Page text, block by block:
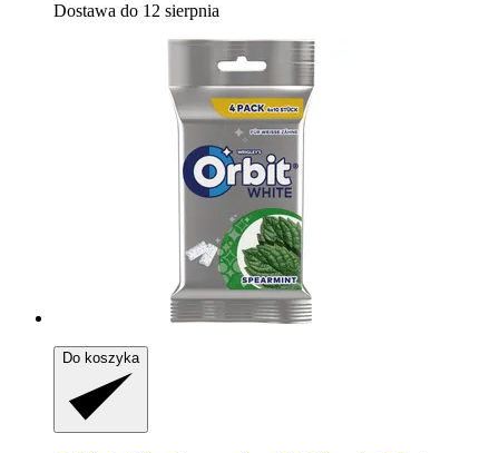
Dostawa do 12 sierpnia
Do koszyka